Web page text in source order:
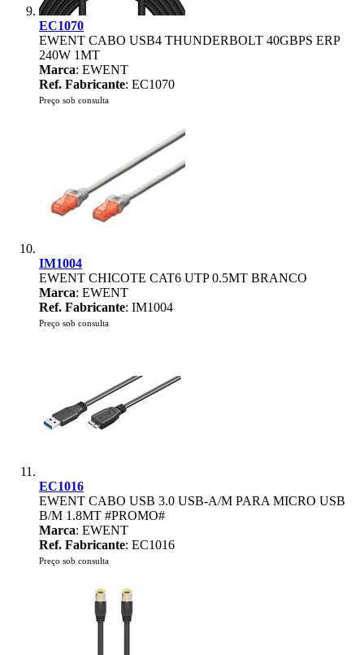
EC1070
EWENT CABO USB4 THUNDERBOLT 40GBPS ERP
240W 1MT
Marca: EWENT
Ref. Fabricante: EC1070
Preço sob consulta
IM1004
EWENT CHICOTE CAT6 UTP 0.5MT BRANCO
Marca: EWENT
Ref. Fabricante: IM1004
Preço sob consulta
EC1016
EWENT CABO USB 3.0 USB-A/M PARA MICRO USB
B/M 1.8MT #PROMO#
Marca: EWENT
Ref. Fabricante: EC1016
Preço sob consulta